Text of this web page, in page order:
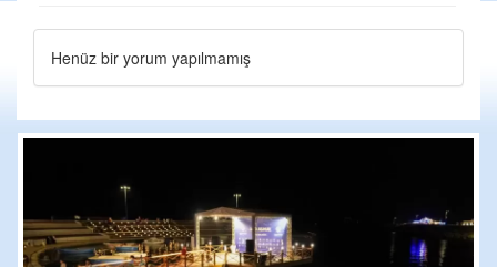
Henüz bir yorum yapılmamış